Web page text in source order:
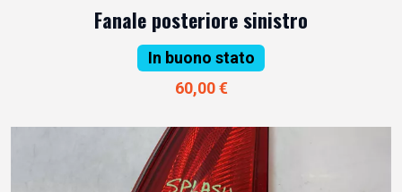
Fanale posteriore sinistro
In buono stato
60,00 €